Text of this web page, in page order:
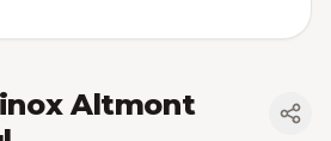
Altmont